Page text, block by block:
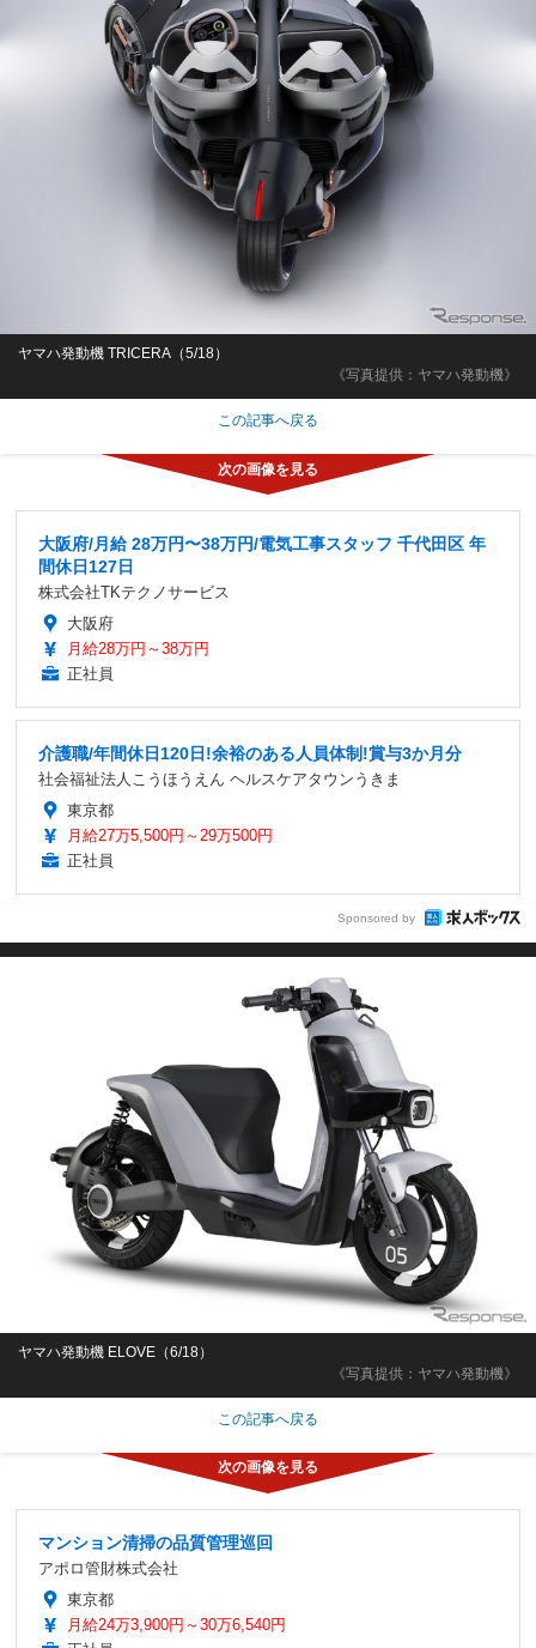
《写真提供：ヤマハ発動機》
ヤマハ発動機 TRICERA（5/18）
この記事へ戻る
大阪府/月給 28万円〜38万円/電気工事スタッフ 千代田区 年
間休日127日
株式会社TKテクノサービス
大阪府
月給28万円～38万円
正社員
介護職/年間休日120日!余裕のある人員体制!賞与3か月分
社会福祉法人こうほうえん ヘルスケアタウンうきま
東京都
月給27万5,500円～29万500円
正社員
Sponsored by
《写真提供：ヤマハ発動機》
ヤマハ発動機 ELOVE（6/18）
この記事へ戻る
マンション清掃の品質管理巡回
アポロ管財株式会社
東京都
月給24万3,900円～30万6,540円